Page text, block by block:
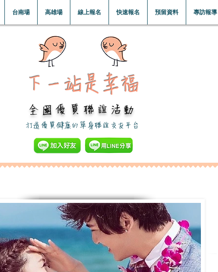
台南場 高雄場 線上報名 快速報名 預留資料 專訪報導
下一站是幸福​
全國優質聯誼活動
​打造優質健康的單身聯誼交友平台